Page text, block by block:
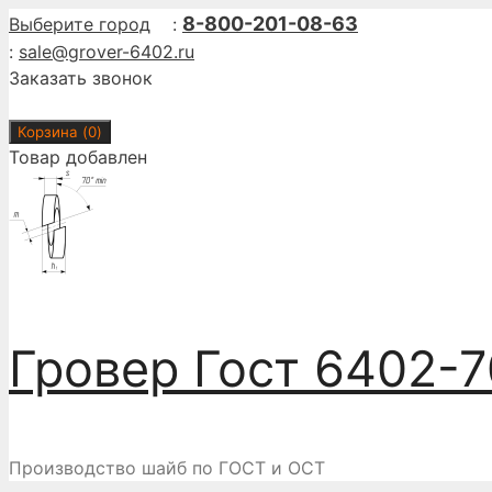
Перейти
к
содержимому
Выберите город : 8-800-201-08-63
: sale@grover-6402.ru
Заказать звонок
Корзина (0)
Товар добавлен
Гровер Гост 6402-
Производство шайб по ГОСТ и ОСТ